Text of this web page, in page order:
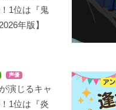
1位は『鬼
年版】
声優
演じるキャ
1位は『炎